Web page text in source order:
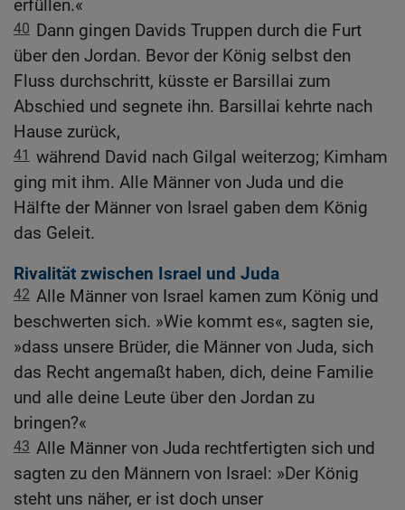
erfüllen.«
40 Dann gingen Davids Truppen durch die Furt
über den Jordan. Bevor der König selbst den
Fluss durchschritt, küsste er Barsillai zum
Abschied und segnete ihn. Barsillai kehrte nach
Hause zurück,
41 während David nach Gilgal weiterzog; Kimham
ging mit ihm. Alle Männer von Juda und die
Hälfte der Männer von Israel gaben dem König
das Geleit.
Rivalität zwischen Israel und Juda
42 Alle Männer von Israel kamen zum König und
beschwerten sich. »Wie kommt es«, sagten sie,
»dass unsere Brüder, die Männer von Juda, sich
das Recht angemaßt haben, dich, deine Familie
und alle deine Leute über den Jordan zu
bringen?«
43 Alle Männer von Juda rechtfertigten sich und
sagten zu den Männern von Israel: »Der König
steht uns näher, er ist doch unser